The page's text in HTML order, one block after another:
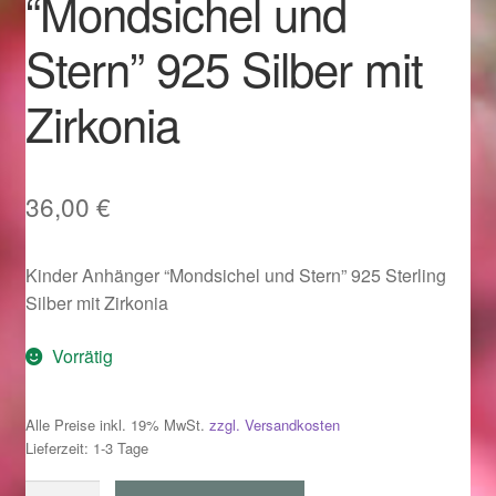
Im Gedenken an
Impressum
Karneval 2015 – Schmuck zu Fasching & Co.
Karneval 2019 – Schmuck zu Fasching & Co.
Kasse
Liefer- und Versandkosten
Magisches und Festliches zu Halloween
Stern” 925 Silber mit
Zirkonia
36,00 €
Kinder Anhänger “Mondsichel und Stern” 925 Sterling
Silber mit Zirkonia
Vorrätig
Alle Preise inkl. 19% MwSt. zzgl. Versandkosten
Lieferzeit: 1-3 Tage